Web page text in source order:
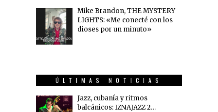
Mike Brandon, THE MYSTERY
LIGHTS: «Me conecté con los
dioses por un minuto»
ÚLTIMAS NOTICIAS
Jazz, cubanía y ritmos
balcánicos: IZNAJAZZ 2…